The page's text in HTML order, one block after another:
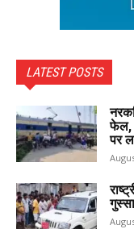
LATEST POSTS
फेल,
पर